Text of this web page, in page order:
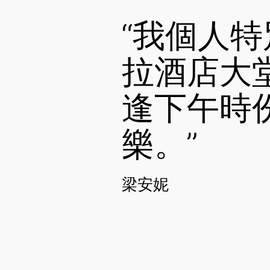
“我個人
拉酒店大
逢下午時
樂。”
梁安妮